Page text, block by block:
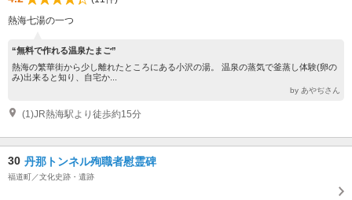
熱海七湯の一つ
“無料で作れる温泉たまご”
熱海の繁華街から少し離れたところにある小沢の湯。 温泉の蒸気で釜蒸し体験(卵の
み)出来ると知り、自宅か...
by あやぢさん
(1)JR熱海駅より徒歩約15分
30 丹那トンネル殉職者慰霊碑
福道町／文化史跡・遺跡